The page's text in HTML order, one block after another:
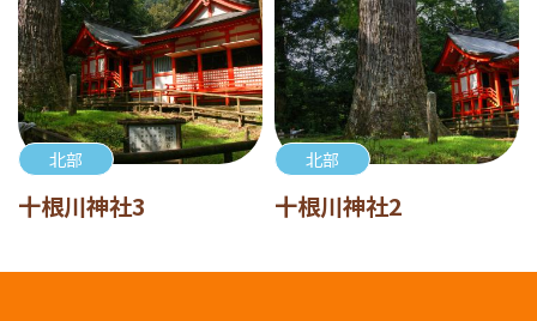
北部
十根川神社3
北部
十根川神社2